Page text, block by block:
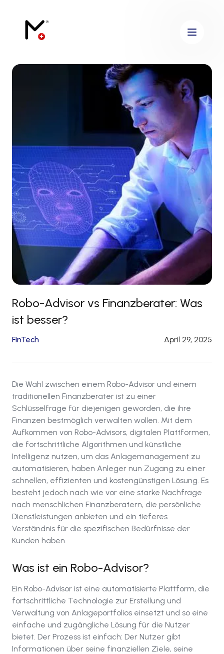
Robo-Advisor vs Finanzberater: Was
ist besser?
FinTech April 29, 2025
Die Wahl zwischen einem Robo-Advisor und einem
traditionellen Finanzberater ist zu einer
Schlüsselfrage für diejenigen geworden, die ihre
Finanzen bestmöglich verwalten wollen. Mit dem
Aufkommen von Robo-Advisors, digitalen Plattformen,
die fortschrittliche Algorithmen und künstliche
Intelligenz nutzen, um das Anlagemanagement zu
automatisieren, haben Anleger nun Zugang zu einer
schnellen, effizienten und kostengünstigen Lösung. Es
besteht jedoch nach wie vor eine starke Nachfrage
nach menschlichen Finanzberatern, die persönliche
Dienstleistungen anbieten und ein tieferes
Verständnis für die spezifischen Bedürfnisse der
Kunden haben.
Was ist ein Robo-Advisor?
Ein Robo-Advisor ist eine automatisierte Plattform, die
fortschrittliche Technologie zur Erstellung und
Verwaltung von Anlageportfolios einsetzt und so eine
einfache und zugängliche Lösung für die Nutzer
bietet. Der Prozess ist einfach: Der Nutzer gibt
Informationen über seine finanziellen Ziele, seine